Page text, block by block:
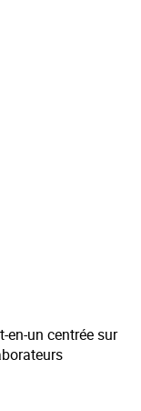
en-un centrée sur